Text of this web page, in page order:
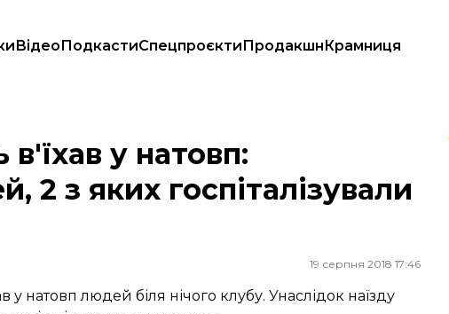
ВідеоПодкастиСпецпроєктиПродакшнКрамниця
яких госпіталізували вертольотом
у натовп:
2 з яких госпіталізували
19 серпня 2018 17:46
у натовп людей біля нічого клубу. Унаслідок наїзду